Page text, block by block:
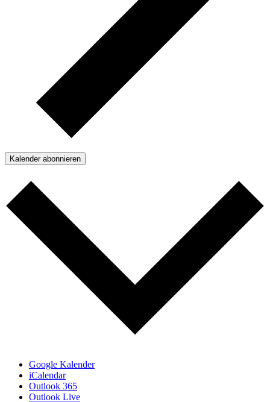
Kalender abonnieren
Google Kalender
iCalendar
Outlook 365
Outlook Live